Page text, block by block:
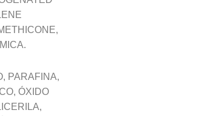
PARAFINA,
ÓXIDO